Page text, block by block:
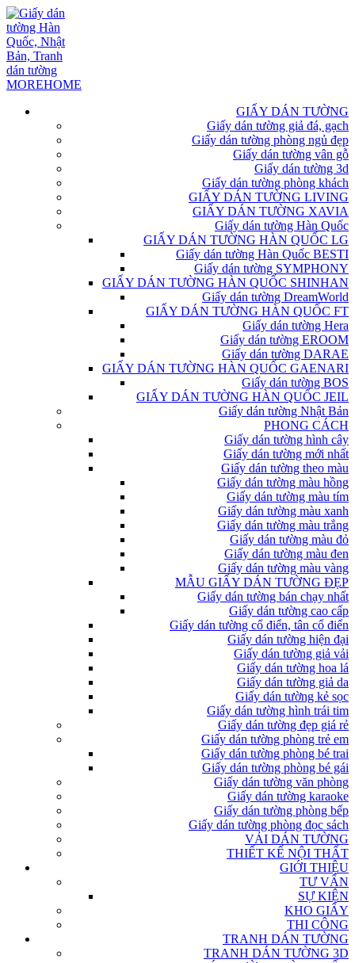
GIẤY DÁN TƯỜNG
Giấy dán tường giả đá, gạch
Giấy dán tường phòng ngủ đẹp
Giấy dán tường vân gỗ
Giấy dán tường 3d
Giấy dán tường phòng khách
GIẤY DÁN TƯỜNG LIVING
GIẤY DÁN TƯỜNG XAVIA
Giấy dán tường Hàn Quốc
GIẤY DÁN TƯỜNG HÀN QUỐC LG
Giấy dán tường Hàn Quốc BESTI
Giấy dán tường SYMPHONY
GIẤY DÁN TƯỜNG HÀN QUỐC SHINHAN
Giấy dán tường DreamWorld
GIẤY DÁN TƯỜNG HÀN QUỐC FT
Giấy dán tường Hera
Giấy dán tường EROOM
Giấy dán tường DARAE
GIẤY DÁN TƯỜNG HÀN QUỐC GAENARI
Giấy dán tường BOS
GIẤY DÁN TƯỜNG HÀN QUỐC JEIL
Giấy dán tường Nhật Bản
PHONG CÁCH
Giấy dán tường hình cây
Giấy dán tường mới nhất
Giấy dán tường theo màu
Giấy dán tường màu hồng
Giấy dán tường màu tím
Giấy dán tường màu xanh
Giấy dán tường màu trắng
Giấy dán tường màu đỏ
Giấy dán tường màu đen
Giấy dán tường màu vàng
MẪU GIẤY DÁN TƯỜNG ĐẸP
Giấy dán tường bán chạy nhất
Giấy dán tường cao cấp
Giấy dán tường cổ điển, tân cổ điển
Giấy dán tường hiện đại
Giấy dán tường giả vải
Giấy dán tường hoa lá
Giấy dán tường giả da
Giấy dán tường kẻ sọc
Giấy dán tường hình trái tim
Giấy dán tường đẹp giá rẻ
Giấy dán tường phòng trẻ em
Giấy dán tường phòng bé trai
Giấy dán tường phòng bé gái
Giấy dán tường văn phòng
Giấy dán tường karaoke
Giấy dán tường phòng bếp
Giấy dán tường phòng đọc sách
VẢI DÁN TƯỜNG
THIẾT KẾ NỘI THẤT
GIỚI THIỆU
TƯ VẤN
SỰ KIỆN
KHO GIẤY
THI CÔNG
TRANH DÁN TƯỜNG
TRANH DÁN TƯỜNG 3D